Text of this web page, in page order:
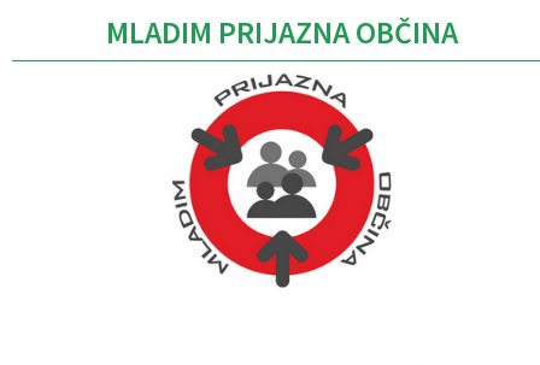
MLADIM PRIJAZNA OBČINA